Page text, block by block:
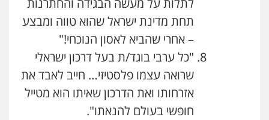
לתלות על מעשה הבגידה והחתרנות
תחת מדינת ישראל שהוא טווה ומבצע
– אחרי שהביא לאסון הנוכחי!"
"כל ערבי בוגד/ת בעל דרכון ישראלי
שרואה עצמו פלסטיזי… חייב לאבד את
אזרחותו ואת הדרכון שאיתו הוא מטייל
חופשי בעולם להנאתו".